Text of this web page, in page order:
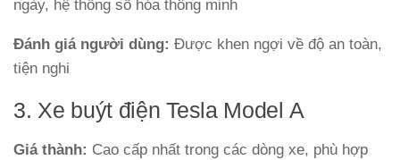
ngày, hệ thống số hóa thông minh
Đánh giá người dùng: Được khen ngợi về độ an toàn,
tiện nghi
3. Xe buýt điện Tesla Model A
Giá thành: Cao cấp nhất trong các dòng xe, phù hợp